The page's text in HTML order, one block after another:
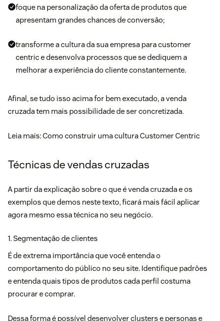
foque na personalização da oferta de produtos que
apresentam grandes chances de conversão;
transforme a cultura da sua empresa para customer
centric e desenvolva processos que se dediquem a
melhorar a experiência do cliente constantemente.
Afinal, se tudo isso acima for bem executado, a venda
cruzada tem mais possibilidade de ser concretizada.
Leia mais:Como construir uma cultura Customer Centric
Técnicas de vendas cruzadas
A partir da explicação sobre o que é venda cruzada e os
exemplos que demos neste texto, ficará mais fácil aplicar
agora mesmo essa técnica no seu negócio.
1. Segmentação de clientes
É de extrema importância que você entenda o
comportamento do público no seu site. Identifique padrões
e entenda quais tipos de produtos cada perfil costuma
procurar e comprar.
Dessa forma é possível desenvolverclusters e personas e